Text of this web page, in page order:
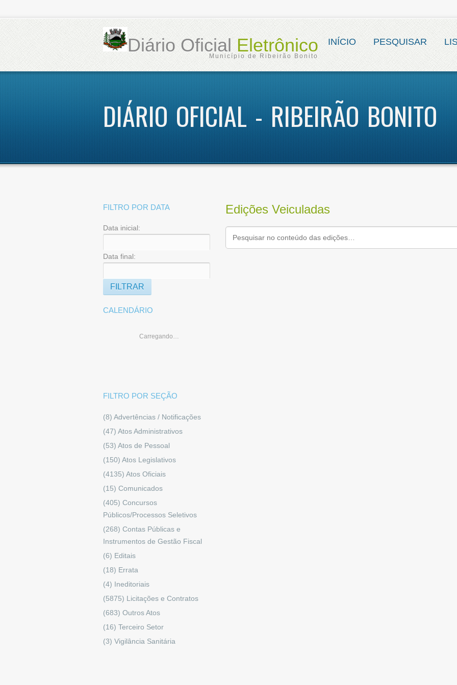
Diário OficialEletrônico
Município de Ribeirão Bonito
INÍCIO PESQUISAR
DIÁRIO OFICIAL - RIBEIRÃO BONITO
FILTRO POR DATA
Data inicial:
Data final:
CALENDÁRIO
Carregando…
FILTRO POR SEÇÃO
(8) Advertências / Notificações
(47) Atos Administrativos
(53) Atos de Pessoal
(150) Atos Legislativos
(4135) Atos Oficiais
(15) Comunicados
(405) Concursos
Públicos/Processos Seletivos
(268) Contas Públicas e
Instrumentos de Gestão Fiscal
(6) Editais
(18) Errata
(4) Ineditoriais
(5875) Licitações e Contratos
(683) Outros Atos
(16) Terceiro Setor
(3) Vigilância Sanitária
Edições Veiculadas